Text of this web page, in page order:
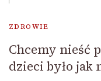
ZDROWIE
Chcemy nieść
dzieci było jak